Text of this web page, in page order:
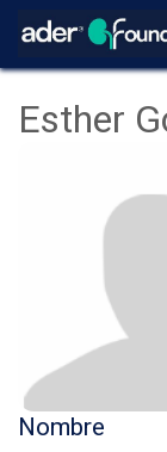
Ir al contenido
Esther
Nombre